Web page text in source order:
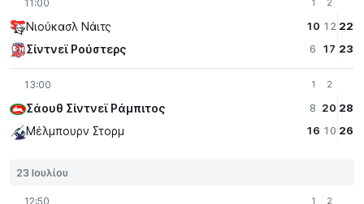
11:00
Νιούκασλ Νάιτς
Σίντνεϊ Ρούστερς
1
10
6
2
12
17
22
23
13:00
Σάουθ Σίντνεϊ Ράμπιτος
Μέλμπουρν Στορμ
1
8
16
2
20
10
28
26
23 Ιουλίου
12:50 1 2